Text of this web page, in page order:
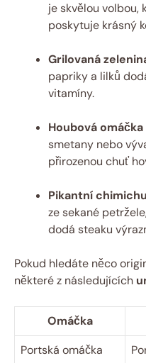
je skvělou volbou,
poskytuje krásný
Grilovaná
papriky a lilků
vitamíny.
Houbová omáčka
smetany nebo
přirozenou chuť
Pikantní
ze sekané
dodá steaku
Pokud hledáte něco
některé z následujících
Omáčka
Portská omáčka